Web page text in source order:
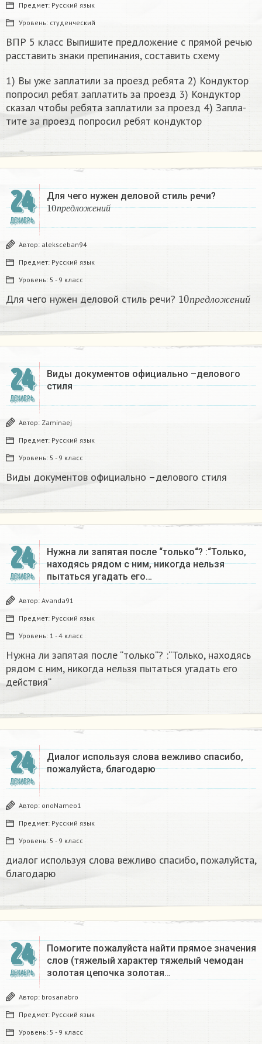
Предмет: Русский язык
Уровень: студенческий
ВПР 5 класс Выпишите предложение с прямой речью
расставить знаки препинания, составить схему
1) Вы уже за­пла­ти­ли за про­езд ре­бя­та 2) Кон­дук­тор
по­про­сил ребят за­пла­тить за про­езд 3) Кон­дук­тор
ска­зал чтобы ре­бя­та за­пла­ти­ли за про­езд 4) За­пла­
ти­те за про­езд по­про­сил ребят кон­дук­тор​
24
ДЕКАБРЬ
Для чего нужен деловой стиль речи?
пр е дл о ж е н и й
10 ед ж н
Автор: aleksceban94
Предмет: Русский язык
Уровень: 5 - 9 класс
Для чего нужен деловой стиль речи? п р е дл о ж е н и й
10 д ий
24
ДЕКАБРЬ
Виды документов официально –делового
стиля
Автор: Zaminaej
Предмет: Русский язык
Уровень: 5 - 9 класс
Виды документов официально –делового стиля
24
ДЕКАБРЬ
Нужна ли запятая после “только“? :“Только,
находясь рядом с ним, никогда нельзя
пытаться угадать его…
Автор: Avanda91
Предмет: Русский язык
Уровень: 1 - 4 класс
Нужна ли запятая после “только“? :“Только, находясь
рядом с ним, никогда нельзя пытаться угадать его
действия“
24
ДЕКАБРЬ
Диалог используя слова вежливо спасибо,
пожалуйста, благодарю
Автор: onoNameo1
Предмет: Русский язык
Уровень: 5 - 9 класс
диалог используя слова вежливо спасибо, пожалуйста,
благодарю
24
ДЕКАБРЬ
Помогите пожалуйста найти прямое значения
слов (тяжелый характер тяжелый чемодан
золотая цепочка золотая…
Автор: brosanabro
Предмет: Русский язык
Уровень: 5 - 9 класс